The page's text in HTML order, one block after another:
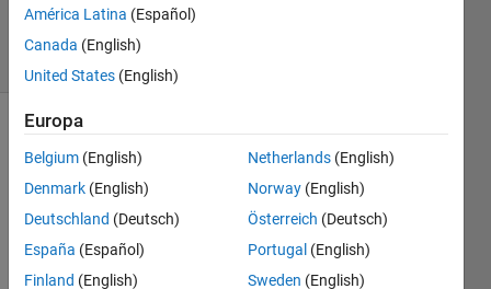
742
solvers
Create
the
following
América Latina (Español)
Canada (English)
United States (English)
Europa
Belgium (English)
Denmark (English)
Deutschland (Deutsch)
España (Español)
Finland (English)
Netherlands (English)
Norway (English)
Österreich (Deutsch)
Portugal (English)
Sweden (English)